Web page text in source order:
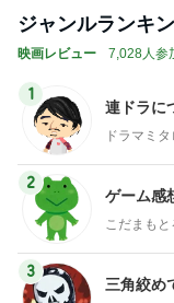
ジャンルランキ
映画レビュー 7,028人参
1
連ドラに
ドラマミタ
2
ゲーム感
こだまもと
3
三角絞め